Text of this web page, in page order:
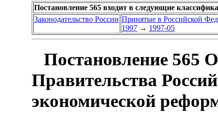
Постановление 565 входит в следующие
Законодательство России Принятые в Российской
1997 → 1997-05
Постановление 565
Правительства
экономической